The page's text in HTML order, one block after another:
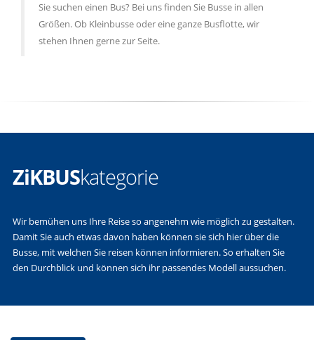
Sie suchen einen Bus? Bei uns finden Sie Busse in allen
Größen. Ob Kleinbusse oder eine ganze Busflotte, wir
stehen Ihnen gerne zur Seite.
ZiKBUSkategorie
Wir bemühen uns Ihre Reise so angenehm wie möglich zu gestalten.
Damit Sie auch etwas davon haben können sie sich hier über die
Busse, mit welchen Sie reisen können informieren. So erhalten Sie
den Durchblick und können sich ihr passendes Modell aussuchen.